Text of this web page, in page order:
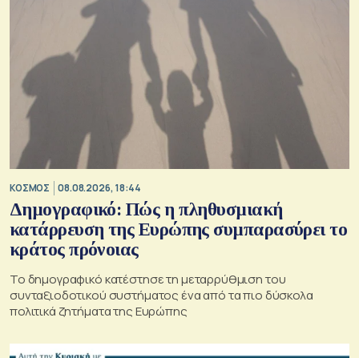
ΚΟΣΜΟΣ 08.08.2026, 18:44
Δημογραφικό: Πώς η πληθυσμιακή
κατάρρευση της Ευρώπης συμπαρασύρει το
κράτος πρόνοιας
Το δημογραφικό κατέστησε τη μεταρρύθμιση του
συνταξιοδοτικού συστήματος ένα από τα πιο δύσκολα
πολιτικά ζητήματα της Ευρώπης